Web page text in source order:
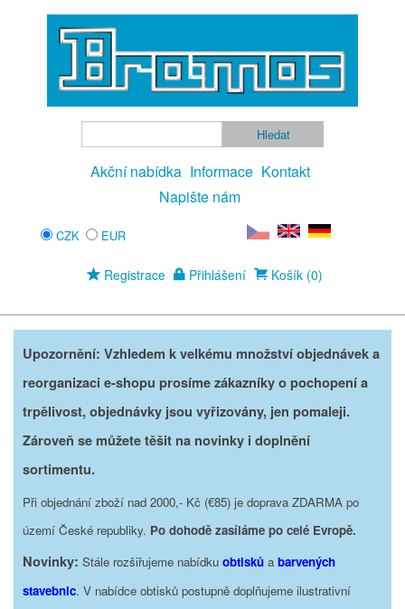
Akční nabídka Informace Kontakt
Napište nám
CZK EUR
Registrace Přihlášení Košík (0)
Upozornění: Vzhledem k velkému množství objednávek a
reorganizaci e-shopu prosíme zákazníky o pochopení a
trpělivost, objednávky jsou vyřizovány, jen pomaleji.
Zároveň se můžete těšit na novinky i doplnění
sortimentu.
Při objednání zboží nad 2000,- Kč (€85) je doprava ZDARMA po
území České republiky. Po dohodě zasíláme po celé Evropě.
Novinky: Stále rozšiřujeme nabídku obtisků a barvených
stavebnic. V nabídce obtisků postupně doplňujeme ilustrativní